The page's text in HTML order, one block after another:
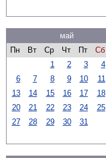
май
Пн
Вт Ср Чт Пт Сб
1
2 3 4
6
7 8 9 10 11
13
14 15 16 17 18
20
21 22 23 24 25
27
28 29 30 31